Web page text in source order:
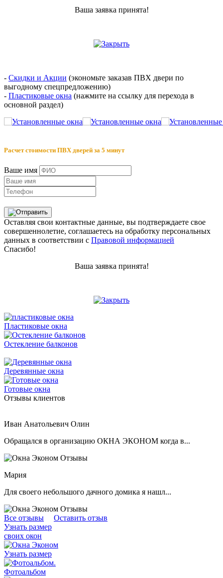
Ваша заявка принята!
- Скидки и Акции (экономьте заказав ПВХ двери по
выгодному спецпредложению)
- Пластиковые окна (нажмите на ссылку для перехода в
основной раздел)
Расчет стоимости ПВХ дверей за 5 минут
Ваше имя
Оставляя свои контактные данные, вы подтверждаете свое
совершеннолетие, соглашаетесь на обработку персональных
данных в соответствии с Правовой информацией
Спасибо!
Ваша заявка принята!
Пластиковые окна
Остекление балконов
Деревянные окна
Готовые окна
Отзывы клиентов
Иван Анатольевич Олин
Обращался в организацию ОКНА ЭКОНОМ когда в...
Мария
Для своего небольшого дачного домика я нашл...
Все отзывы
Оставить отзыв
Узнать размер
своих окон
Узнать размер
.
Фотоальбом